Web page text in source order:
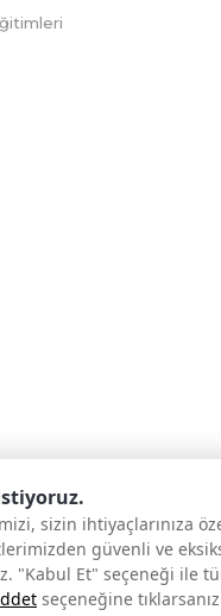
sizin ihtiyaçlarınıza
güvenli ve
"Kabul Et" seçeneği ile
seçeneğine